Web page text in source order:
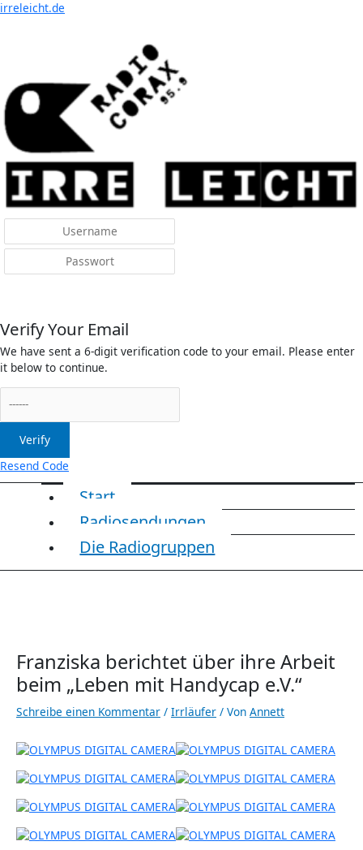
irreleicht.de
Verify Your Email
We have sent a 6-digit verification code to your email. Please enter
it below to continue.
Verify
Resend Code
Menü
Start
Radiosendungen
Die Radiogruppen
Franziska berichtet über ihre Arbeit
beim „Leben mit Handycap e.V.“
Schreibe einen Kommentar / Irrläufer / Von Annett